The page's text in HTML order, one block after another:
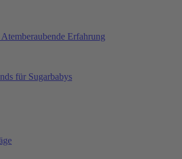
Erfahrung
für Sugarbabys